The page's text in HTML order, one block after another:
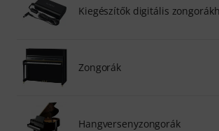
Kiegészítők digitális
Zongorák
Hangversenyzongorák